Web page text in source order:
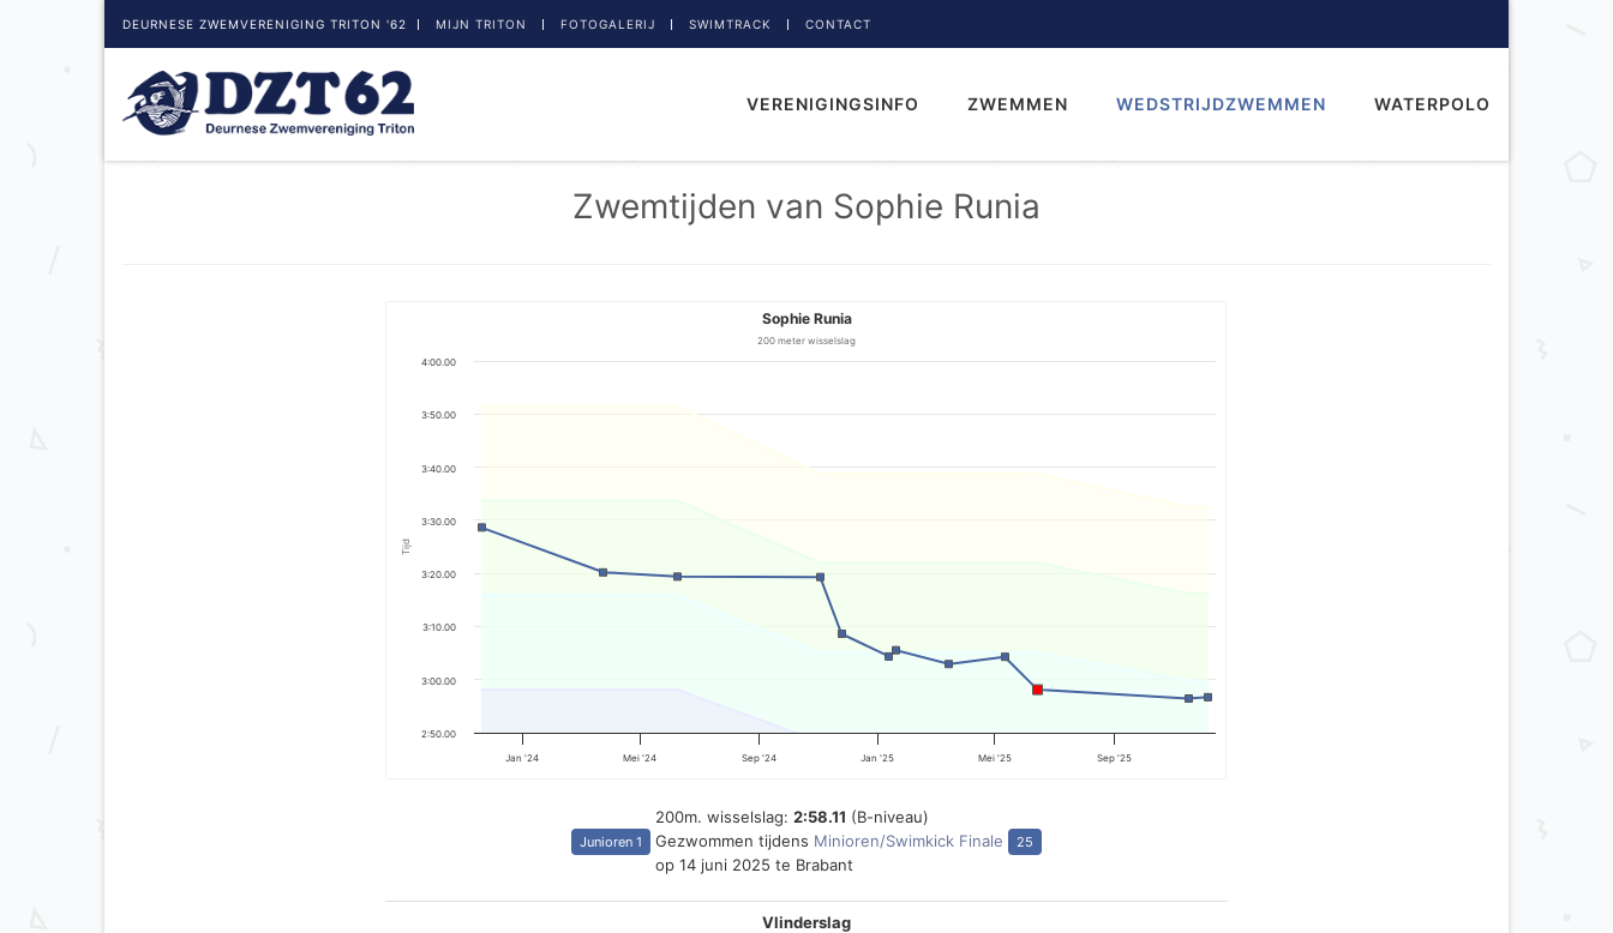
DEURNESE ZWEMVERENIGING TRITON '62 MIJN TRITON FOTOGALERIJ SWIMTRACK CONTACT
VERENIGINGSINFO ZWEMMEN WEDSTRIJDZWEMMEN WATERPOLO
Zwemtijden van Sophie Runia
Tijd
Sophie Runia
200 meter wisselslag
Jan '24 Mei '24 Sep '24 Jan '25 Mei '25 Sep '25
2:50.00
3:00.00
3:10.00
3:20.00
3:30.00
3:40.00
3:50.00
4:00.00
Junioren 1
200m. wisselslag: 2:58.11 (B-niveau)
Gezwommen tijdens Minioren/Swimkick Finale
op 14 juni 2025 te Brabant
25
Vlinderslag